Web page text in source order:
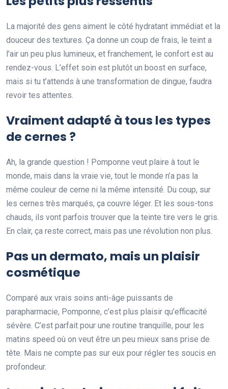
La majorité des gens aiment le côté hydratant immédiat et la
douceur des textures. Ça donne un coup de frais, le teint a
l’air un peu plus lumineux, et franchement, le confort est au
rendez-vous. L’effet soin est plutôt un boost en surface,
mais si tu t’attends à une transformation de dingue, faudra
revoir tes attentes.
Vraiment adapté à tous les types
de cernes ?
Ah, la grande question ! Pomponne veut plaire à tout le
monde, mais dans la vraie vie, tout le monde n’a pas la
même couleur de cerne ni la même intensité. Du coup, sur
les cernes très marqués, ça couvre léger. Et les sous-tons
chauds, ils vont parfois trouver que la teinte tire vers le gris.
En clair, ça reste correct, mais pas une révolution non plus.
Pas un dermato, mais un plaisir
cosmétique
Comparé aux vrais soins anti-âge puissants de
parapharmacie, Pomponne, c’est plus plaisir qu’efficacité
sévère. C’est parfait pour une routine tranquille, pour les
matins speed où on veut être un peu mieux sans prise de
tête. Mais ne compte pas sur eux pour régler tes soucis en
profondeur.